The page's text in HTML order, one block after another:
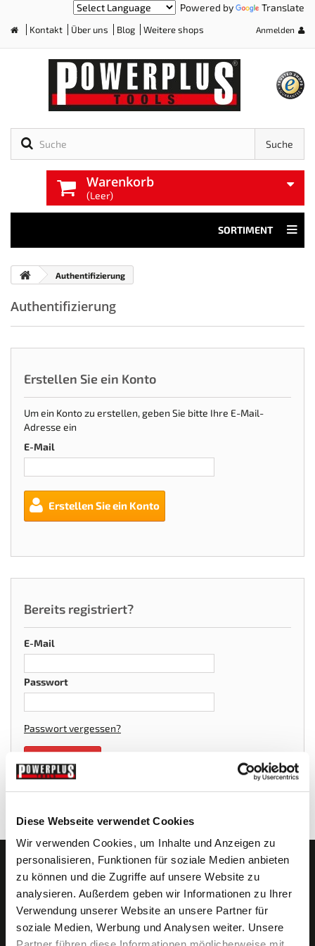
Diese Webseite verwendet Cookies
Wir verwenden Cookies, um Inhalte und Anzeigen zu
personalisieren, Funktionen für soziale Medien anbieten
zu können und die Zugriffe auf unsere Website zu
analysieren. Außerdem geben wir Informationen zu Ihrer
Verwendung unserer Website an unsere Partner für
soziale Medien, Werbung und Analysen weiter. Unsere
Powered by Translate
Kontakt Über uns Blog Weitere shops Anmelden
Suche
Warenkorb
(Leer)
SORTIMENT
Authentifizierung
Authentifizierung
Erstellen Sie ein Konto
Um ein Konto zu erstellen, geben Sie bitte Ihre E-Mail-
Adresse ein
E-Mail
Erstellen Sie ein Konto
Bereits registriert?
E-Mail
Passwort
Passwort vergessen?
Anmelden
Newsletter abonnieren?